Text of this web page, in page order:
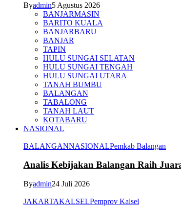
Byadmin5 Agustus 2026
BANJARMASIN
BARITO KUALA
BANJARBARU
BANJAR
TAPIN
HULU SUNGAI SELATAN
HULU SUNGAI TENGAH
HULU SUNGAI UTARA
TANAH BUMBU
BALANGAN
TABALONG
TANAH LAUT
KOTABARU
NASIONAL
BALANGANNASIONALPemkab Balangan
Analis Kebijakan Balangan Raih
Byadmin24 Juli 2026
JAKARTAKALSELPemprov Kalsel